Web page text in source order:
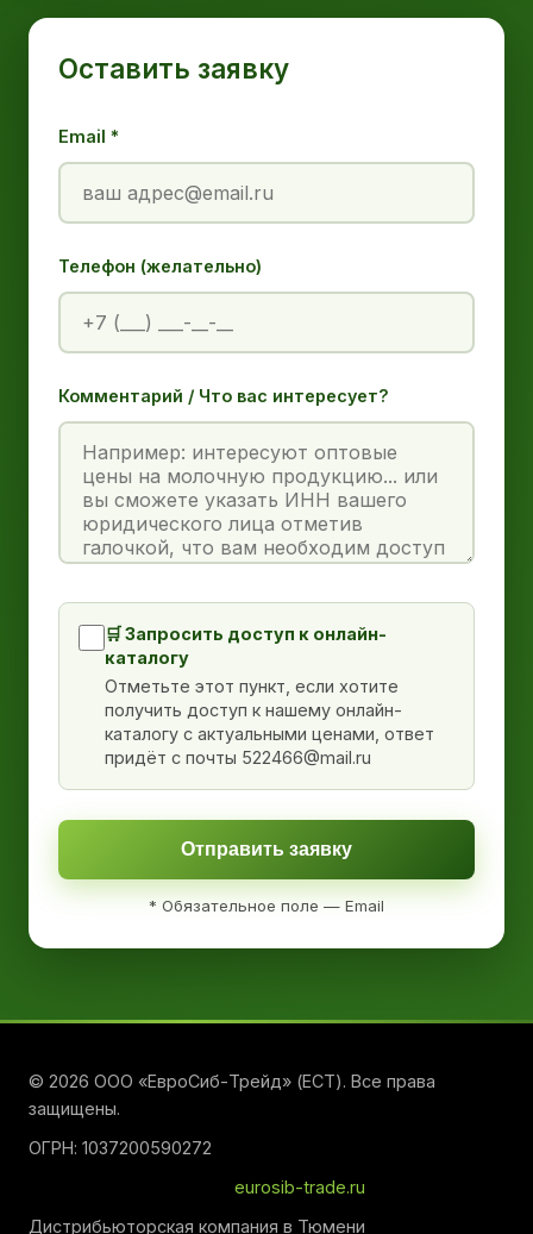
Оставить заявку
Email *
Телефон (желательно)
Комментарий / Что вас интересует?
🛒 Запросить доступ к онлайн-
каталогу
Отметьте этот пункт, если хотите
получить доступ к нашему онлайн-
каталогу с актуальными ценами, ответ
придёт с почты 522466@mail.ru
Отправить заявку
* Обязательное поле — Email
© 2026 ООО «ЕвроСиб-Трейд» (ЕСТ). Все права
защищены.
ОГРН: 1037200590272
eurosib-trade.ru
Дистрибьюторская компания в Тюмени